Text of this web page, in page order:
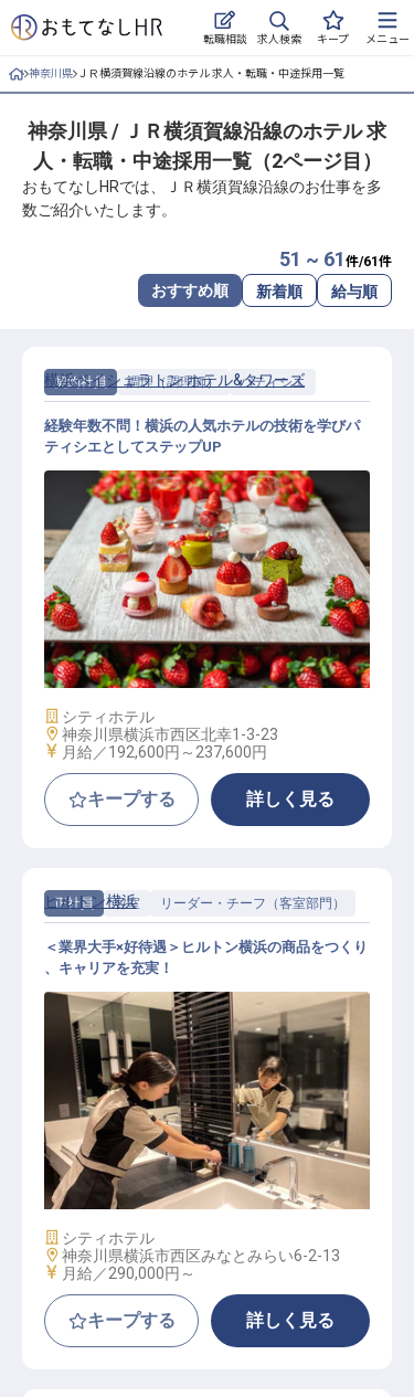
転職相談 求人検索 キープ メニュー
ログイン
求人・施設を探す
キープした求人
おもてなしHRについて
よくある質問
ホテル・宿泊業界情報コラム
無料 転職サポートに申し込む
採用をお考えの企業様へ
神奈川県 ＪＲ横須賀線沿線のホテル 求人・転職・中途採用一覧
神奈川県 / ＪＲ横須賀線沿線のホテル 求
人・転職・中途採用一覧（2ページ目）
おもてなしHRでは、ＪＲ横須賀線沿線のお仕事を多
数ご紹介いたします。
51 ~ 61 件/61 件
おすすめ順 新着順 給与順
契約社員 調理（調理師） パティシエ
パティシエ（製菓）│マリオット×相
鉄グループ／正社員登用率97％
横浜ベイシェラトン ホテル&タワーズ
経験年数不問！横浜の人気ホテルの技術を学びパ
ティシエとしてステップUP
施設業態
シティホテル
勤務地
神奈川県横浜市西区北幸1-3-23
給与
月給／192,600円～ 237,600円
キープする 詳しく見る
正社員 客室 リーダー・チーフ（客室部門）
ハウスキーピング│開業1年目／経験
者月給29万円～／年収500万以上可
ヒルトン横浜
＜業界大手×好待遇＞ヒルトン横浜の商品をつくり
、キャリアを充実！
施設業態
シティホテル
勤務地
神奈川県横浜市西区みなとみらい6-2-13
給与
月給／290,000円～
キープする 詳しく見る